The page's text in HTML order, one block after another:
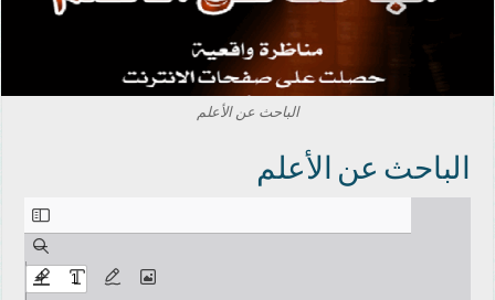
الباحث عن الأعلم
الباحث عن الأعلم